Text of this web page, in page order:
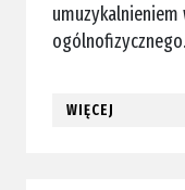
WIĘCEJ